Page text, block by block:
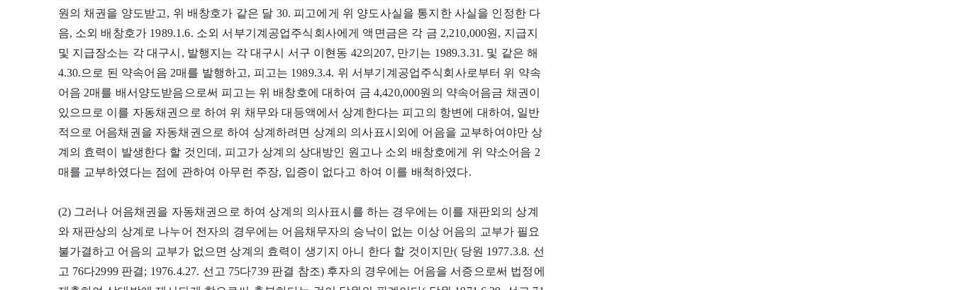
원의 채권을 양도받고, 위 배창호가 같은 달 30. 피고에게 위 양도사실을 통지한 사실을 인정한 다
음, 소외 배창호가 1989.1.6. 소외 서부기계공업주식회사에게 액면금은 각 금 2,210,000원, 지급지
및 지급장소는 각 대구시, 발행지는 각 대구시 서구 이현동 42의207, 만기는 1989.3.31. 및 같은 해
4.30.으로 된 약속어음 2매를 발행하고, 피고는 1989.3.4. 위 서부기계공업주식회사로부터 위 약속
어음 2매를 배서양도받음으로써 피고는 위 배창호에 대하여 금 4,420,000원의 약속어음금 채권이
있으므로 이를 자동채권으로 하여 위 채무와 대등액에서 상계한다는 피고의 항변에 대하여, 일반
적으로 어음채권을 자동채권으로 하여 상계하려면 상계의 의사표시외에 어음을 교부하여야만 상
계의 효력이 발생한다 할 것인데, 피고가 상계의 상대방인 원고나 소외 배창호에게 위 약소어음 2
매를 교부하였다는 점에 관하여 아무런 주장, 입증이 없다고 하여 이를 배척하였다.
(2) 그러나 어음채권을 자동채권으로 하여 상계의 의사표시를 하는 경우에는 이를 재판외의 상계
와 재판상의 상계로 나누어 전자의 경우에는 어음채무자의 승낙이 없는 이상 어음의 교부가 필요
불가결하고 어음의 교부가 없으면 상계의 효력이 생기지 아니 한다 할 것이지만( 당원 1977.3.8. 선
고 76다2999 판결; 1976.4.27. 선고 75다739 판결 참조) 후자의 경우에는 어음을 서증으로써 법정에